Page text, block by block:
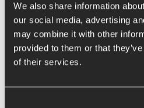
We also share information
our social media, advertising
may combine it with other
provided to them or that
of their services.
(1-3
Befragung von
Teamleitern, Power-
: 2-3 Tage vor Ort,